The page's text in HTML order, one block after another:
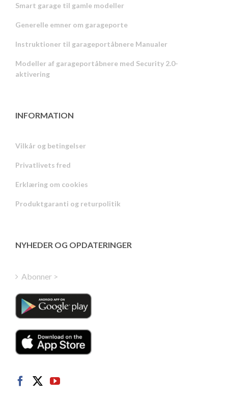
Smart garage til gamle modeller
Generelle emner om garageporte
Instruktioner til garageportåbnere Manualer
Modeller af garageportåbnere med Security 2.0-
aktivering
INFORMATION
Vilkår og betingelser
Privatlivets fred
Erklæring om cookies
Produktgaranti og returpolitik
NYHEDER OG OPDATERINGER
Abonner >